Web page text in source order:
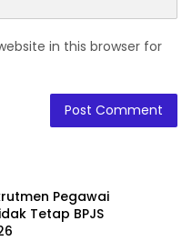
in this browser for
Pegawai
Tetap BPJS